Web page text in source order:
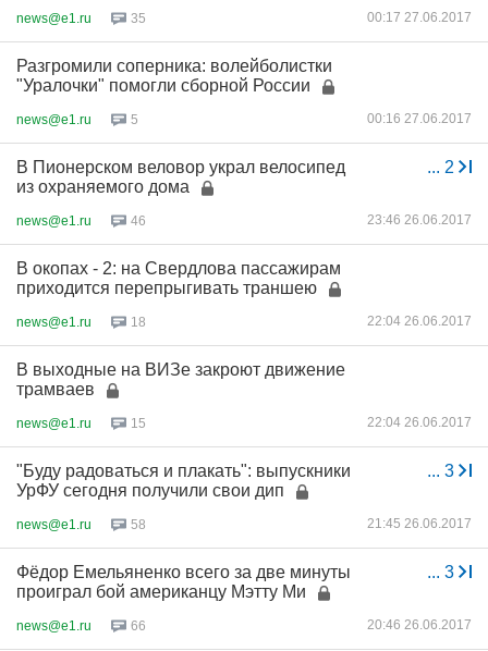
news@e1.ru 35 00:17 27.06.2017
Разгромили соперника: волейболистки
"Уралочки" помогли сборной России
news@e1.ru 5 00:16 27.06.2017
... 2
В Пионерском веловор украл велосипед
из охраняемого дома
news@e1.ru 46 23:46 26.06.2017
В окопах - 2: на Свердлова пассажирам
приходится перепрыгивать траншею
news@e1.ru 18 22:04 26.06.2017
В выходные на ВИЗе закроют движение
трамваев
news@e1.ru 15 22:04 26.06.2017
... 3
"Буду радоваться и плакать": выпускники
УрФУ сегодня получили свои дип
news@e1.ru 58 21:45 26.06.2017
... 3
Фёдор Емельяненко всего за две минуты
проиграл бой американцу Мэтту Ми
news@e1.ru 66 20:46 26.06.2017